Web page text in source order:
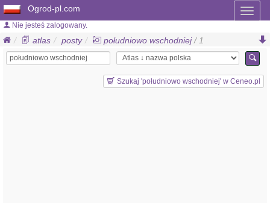
Ogrod-pl.com
Nie jesteś zalogowany.
atlas posty południowo wschodniej/ 1
Szukaj 'południowo wschodniej' w Ceneo.pl